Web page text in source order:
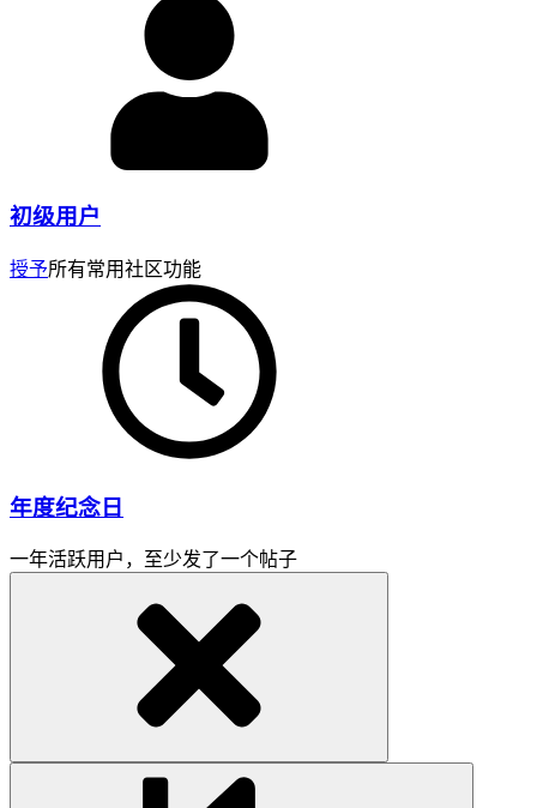
初级用户
授予所有常用社区功能
年度纪念日
一年活跃用户，至少发了一个帖子